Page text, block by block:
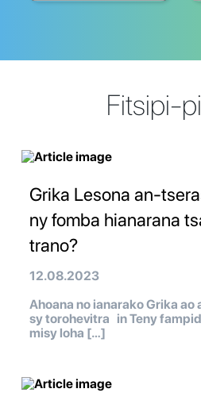
Fitsipi-
Grika Lesona an-
ny fomba hianarana
trano?
12.08.2023
Ahoana no ianarako Grika
sy torohevitra in Teny
misy loha […]